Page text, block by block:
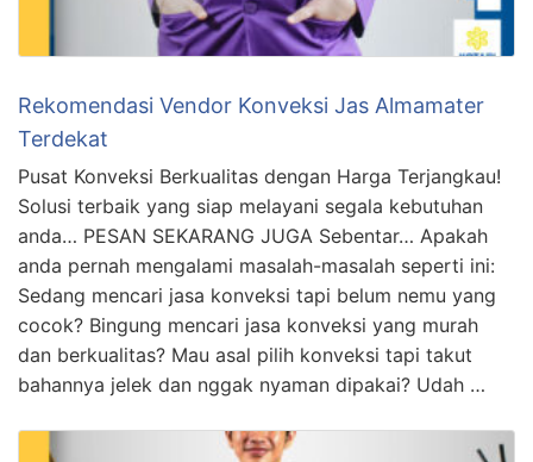
Rekomendasi Vendor Konveksi Jas Almamater
Terdekat
Pusat Konveksi Berkualitas dengan Harga Terjangkau!
Solusi terbaik yang siap melayani segala kebutuhan
anda… PESAN SEKARANG JUGA Sebentar… Apakah
anda pernah mengalami masalah-masalah seperti ini:
Sedang mencari jasa konveksi tapi belum nemu yang
cocok? Bingung mencari jasa konveksi yang murah
dan berkualitas? Mau asal pilih konveksi tapi takut
bahannya jelek dan nggak nyaman dipakai? Udah …